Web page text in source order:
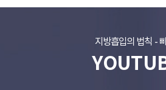
지방흡입의 법칙 -